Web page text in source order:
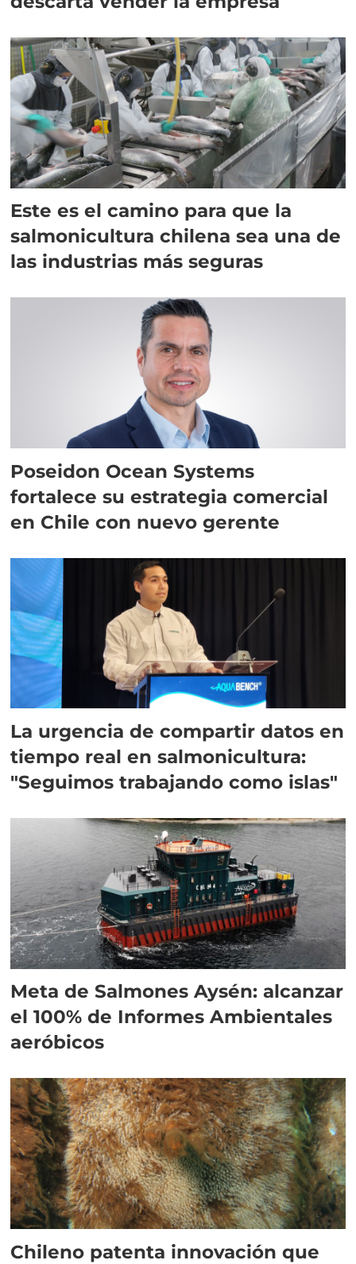
Este es el camino para que la
salmonicultura chilena sea una de
las industrias más seguras
Poseidon Ocean Systems
fortalece su estrategia comercial
en Chile con nuevo gerente
La urgencia de compartir datos en
tiempo real en salmonicultura:
"Seguimos trabajando como islas"
Meta de Salmones Aysén: alcanzar
el 100% de Informes Ambientales
aeróbicos
Chileno patenta innovación que